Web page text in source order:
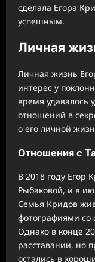
сделала Егора
успешным.
Личная
Личная жизнь
интерес у
время удавалось
отношений в
о его личной
Отношения с
В 2018 году Егор
Рыбаковой, и в
Семья Кридов
фотографиями со
Однако в конце
расставании, но
остались в